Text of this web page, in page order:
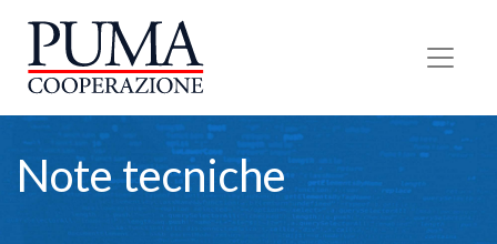
Torna alla Homepage
Note tecniche